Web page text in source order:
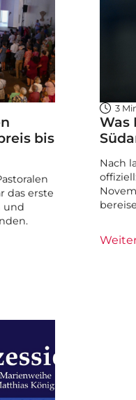
bis
das erste
und
3
Was
Nach